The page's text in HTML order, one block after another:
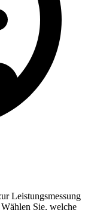
Leistungsmessung
Sie, welche